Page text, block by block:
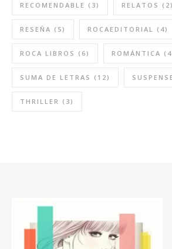
RECOMENDABLE (3) RELATOS (2)
RESEÑA (5) ROCAEDITORIAL (4)
ROCA LIBROS (6) ROMÁNTICA
SUMA DE LETRAS (12) SUSPENSE
THRILLER (3)